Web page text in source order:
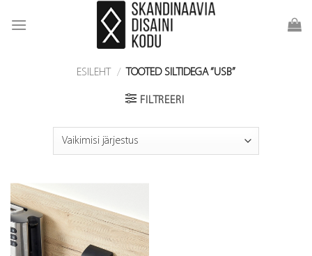
ESILEHT / TOOTED SILTIDEGA “USB”
FILTREERI